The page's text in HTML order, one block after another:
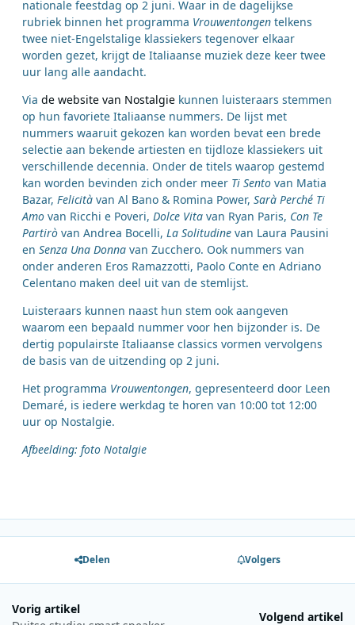
nationale feestdag op 2 juni. Waar in de dagelijkse
rubriek binnen het programma Vrouwentongen telkens
twee niet-Engelstalige klassiekers tegenover elkaar
worden gezet, krijgt de Italiaanse muziek deze keer twee
uur lang alle aandacht.
Via de website van Nostalgie kunnen luisteraars stemmen
op hun favoriete Italiaanse nummers. De lijst met
nummers waaruit gekozen kan worden bevat een brede
selectie aan bekende artiesten en tijdloze klassiekers uit
verschillende decennia. Onder de titels waarop gestemd
kan worden bevinden zich onder meer Ti Sento van Matia
Bazar, Felicità van Al Bano & Romina Power, Sarà Perché Ti
Amo van Ricchi e Poveri, Dolce Vita van Ryan Paris, Con Te
Partirò van Andrea Bocelli, La Solitudine van Laura Pausini
en Senza Una Donna van Zucchero. Ook nummers van
onder anderen Eros Ramazzotti, Paolo Conte en Adriano
Celentano maken deel uit van de stemlijst.
Luisteraars kunnen naast hun stem ook aangeven
waarom een bepaald nummer voor hen bijzonder is. De
dertig populairste Italiaanse classics vormen vervolgens
de basis van de uitzending op 2 juni.
Het programma Vrouwentongen, gepresenteerd door Leen
Demaré, is iedere werkdag te horen van 10:00 tot 12:00
uur op Nostalgie.
Afbeelding: foto Notalgie
Delen Volgers
Vorig artikel
Volgend artikel